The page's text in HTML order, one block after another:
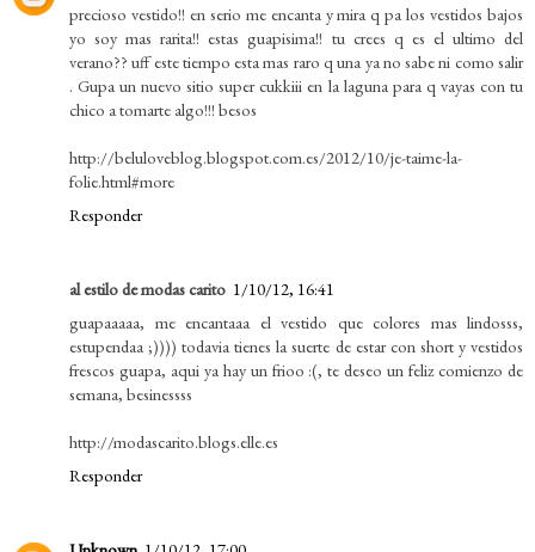
precioso vestido!! en serio me encanta y mira q pa los vestidos bajos
yo soy mas rarita!! estas guapisima!! tu crees q es el ultimo del
verano?? uff este tiempo esta mas raro q una ya no sabe ni como salir
. Gupa un nuevo sitio super cukkiii en la laguna para q vayas con tu
chico a tomarte algo!!! besos
http://beluloveblog.blogspot.com.es/2012/10/je-taime-la-
folie.html#more
Responder
al estilo de modas carito 1/10/12, 16:41
guapaaaaa, me encantaaa el vestido que colores mas lindosss,
estupendaa ;)))) todavia tienes la suerte de estar con short y vestidos
frescos guapa, aqui ya hay un frioo :(, te deseo un feliz comienzo de
semana, besinessss
http://modascarito.blogs.elle.es
Responder